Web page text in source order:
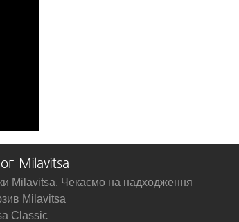
Milavitsa
Milavitsa. Чекаємо на надходження
Milavitsa
Classic